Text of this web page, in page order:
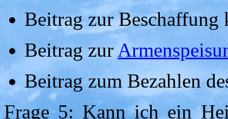
Beitrag zur Beschaffung
Beitrag zur
Beitrag zum Bezahlen
Frage 5: Kann ich ein